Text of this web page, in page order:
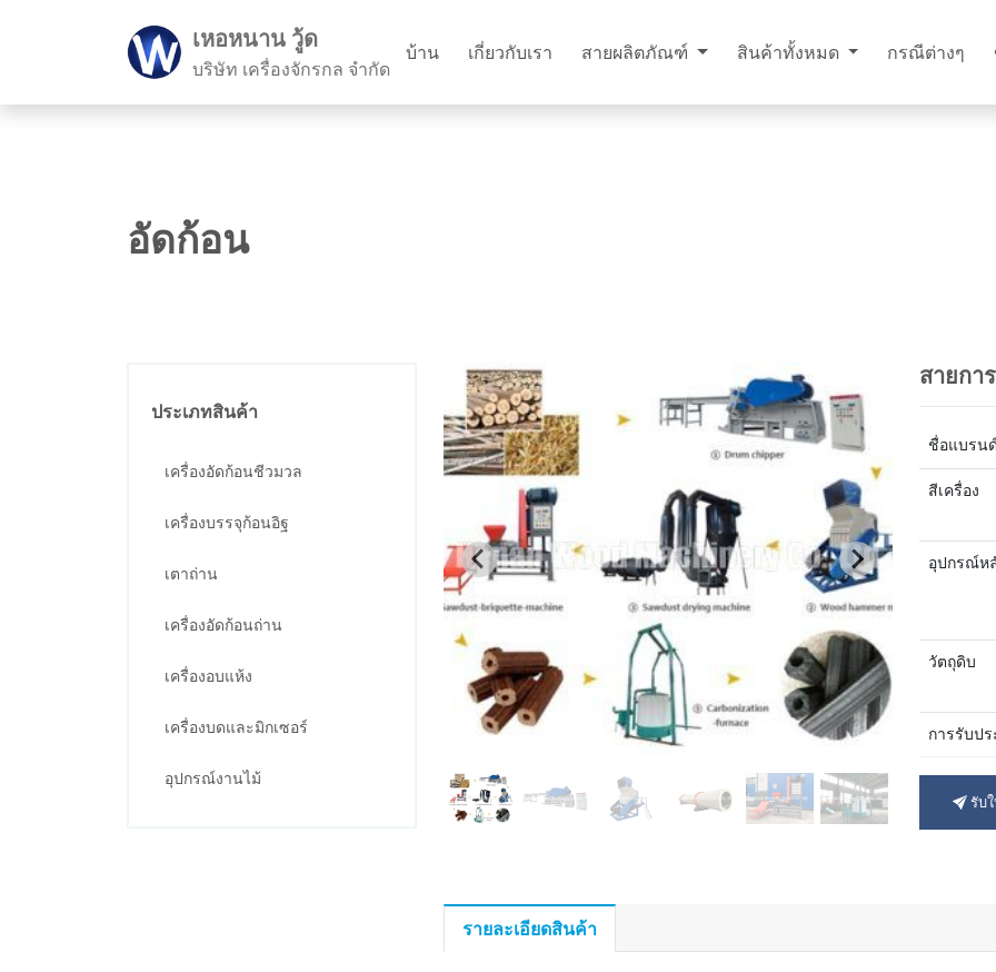
เหอหนาน วู้ด
บริษัท เครื่องจักรกล จำกัด
บ้าน เกี่ยวกับเรา สายผลิตภัณฑ์ สินค้าทั้งหมด กรณีต่างๆ
อัดก้อน
ประเภทสินค้า
เครื่องอัดก้อนชีวมวล
เครื่องบรรจุก้อนอิฐ
เตาถ่าน
เครื่องอัดก้อนถ่าน
เครื่องอบแห้ง
เครื่องบดและมิกเซอร์
อุปกรณ์งานไม้
สายกา
ชื่อแบรนด์
สีเครื่อง
อุปกรณ์ห
วัตถุดิบ
การรับป
บริการห
รับใ
รายละเอียดสินค้า